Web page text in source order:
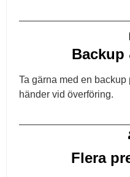
Backup
Ta gärna med en
händer vid överföring.
Flera